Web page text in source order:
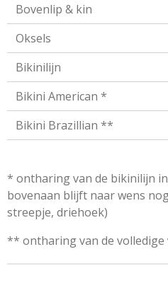
Bovenlip & kin
Oksels
Bikinilijn
Bikini American *
Bikini Brazillian **
* ontharing van de bikinilijn
bovenaan blijft naar wens
streepje, driehoek)
** ontharing van de